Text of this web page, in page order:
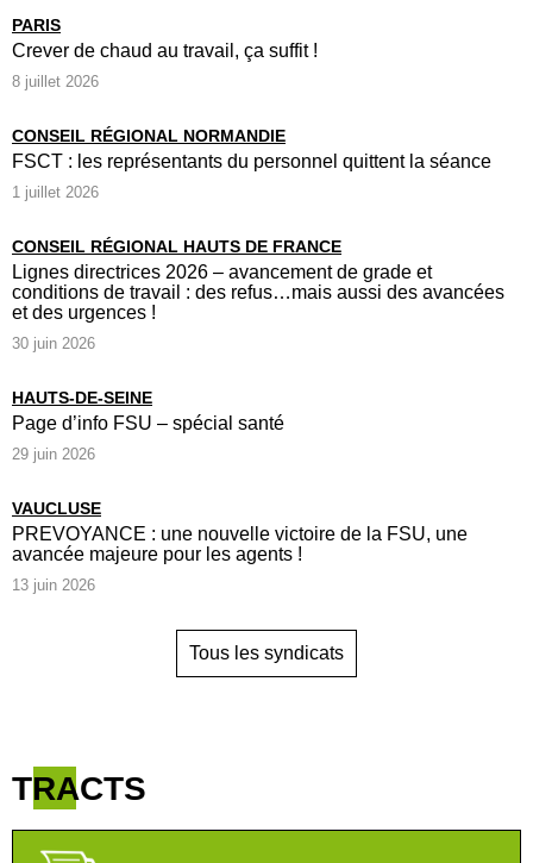
PARIS
Crever de chaud au travail, ça suffit !
8 juillet 2026
CONSEIL RÉGIONAL NORMANDIE
FSCT : les représentants du personnel quittent la séance
1 juillet 2026
CONSEIL RÉGIONAL HAUTS DE FRANCE
Lignes directrices 2026 – avancement de grade et
conditions de travail : des refus…mais aussi des avancées
et des urgences !
30 juin 2026
HAUTS-DE-SEINE
Page d’info FSU – spécial santé
29 juin 2026
VAUCLUSE
PREVOYANCE : une nouvelle victoire de la FSU, une
avancée majeure pour les agents !
13 juin 2026
Tous les syndicats
TRACTS